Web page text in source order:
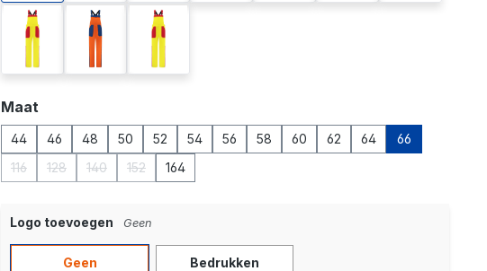
groen/oranjeoranje/korenblauwwit/korenblauw
Selecteer
Maat
44 46 48 50 52 54 56 58 60 62 64
66
116
128 140 152 164
Logo toevoegen Geen
Geen Bedrukken